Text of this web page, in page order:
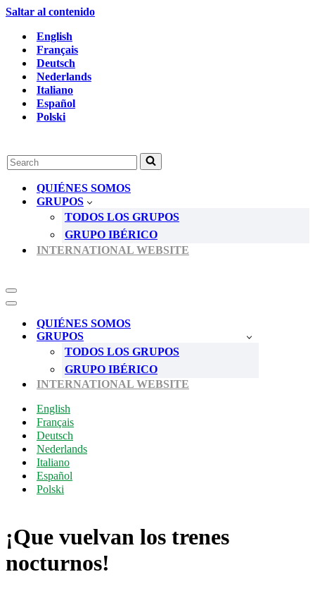
Saltar al contenido
English
Français
Deutsch
Nederlands
Italiano
Español
Polski
Buscar...
QUIÉNES SOMOS
GRUPOS
TODOS LOS GRUPOS
GRUPO IBÉRICO
INTERNATIONAL WEBSITE
Menú
de
Menú
navegaciónQUIÉNES SOMOS
GRUPOS
TODOS LOS GRUPOS
GRUPO IBÉRICO
INTERNATIONAL WEBSITE
English
Français
Deutsch
Nederlands
Italiano
Español
Polski
¡Que vuelvan los trenes
nocturnos!